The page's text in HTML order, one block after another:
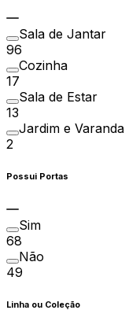
Sala de Jantar
96
Cozinha
17
Sala de Estar
13
Jardim e Varanda
2
Possui Portas
Sim
68
Não
49
Linha ou Coleção